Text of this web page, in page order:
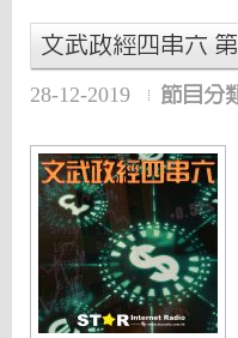
文武政經四串六
28-12-2019 節目分